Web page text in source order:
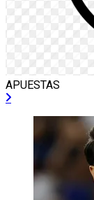
APUESTAS